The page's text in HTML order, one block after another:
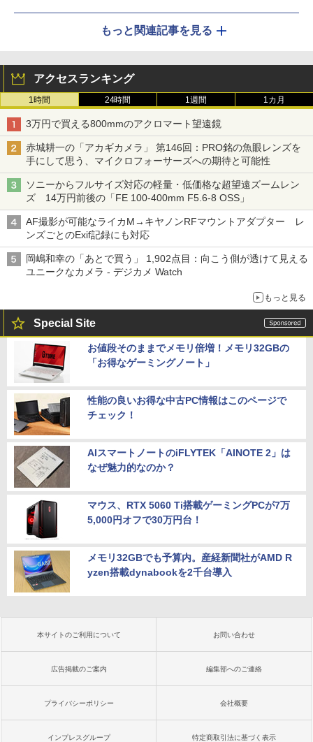
もっと関連記事を見る
アクセスランキング
1時間 24時間 1週間 1カ月
3万円で買える800mmのアクロマート望遠鏡
赤城耕一の「アカギカメラ」 第146回：PRO銘の魚眼レンズを
手にして思う、マイクロフォーサーズへの期待と可能性
ソニーからフルサイズ対応の軽量・低価格な超望遠ズームレン
ズ 14万円前後の「FE 100-400mm F5.6-8 OSS」
AF撮影が可能なライカM→キヤノンRFマウントアダプター レ
ンズごとのExif記録にも対応
岡嶋和幸の「あとで買う」 1,902点目：向こう側が透けて見える
ユニークなカメラ - デジカメ Watch
もっと見る
Special Site
お値段そのままでメモリ倍増！メモリ32GBの
「お得なゲーミングノート」
性能の良いお得な中古PC情報はこのページで
チェック！
AIスマートノートのiFLYTEK「AINOTE 2」は
なぜ魅力的なのか？
マウス、RTX 5060 Ti搭載ゲーミングPCが7万
5,000円オフで30万円台！
メモリ32GBでも予算内。産経新聞社がAMD R
yzen搭載dynabookを2千台導入
本サイトのご利用について お問い合わせ
広告掲載のご案内 編集部へのご連絡
プライバシーポリシー 会社概要
インプレスグループ 特定商取引法に基づく表示